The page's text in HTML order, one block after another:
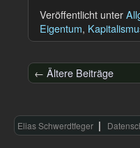
Veröffentlicht unter
Eigentum,
← Ältere Beiträge
Elias Schwerdtfeger